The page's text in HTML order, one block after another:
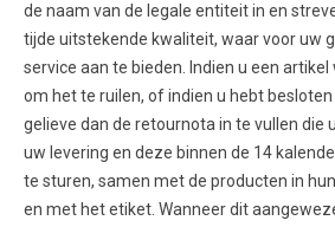
de naam van de legale entiteit in en
tijde uitstekende kwaliteit, waar voor uw
service aan te bieden. Indien u een
om het te ruilen, of indien u hebt
gelieve dan de retournota in te vullen die
uw levering en deze binnen de 14
te sturen, samen met de producten in
en met het etiket. Wanneer dit